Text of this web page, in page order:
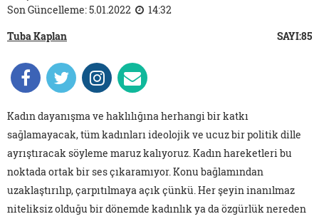
Son Güncelleme: 5.01.2022
14:32
Tuba Kaplan
SAYI:85
Kadın dayanışma ve haklılığına herhangi bir katkı
sağlamayacak, tüm kadınları ideolojik ve ucuz bir politik dille
ayrıştıracak söyleme maruz kalıyoruz. Kadın hareketleri bu
noktada ortak bir ses çıkaramıyor. Konu bağlamından
uzaklaştırılıp, çarpıtılmaya açık çünkü. Her şeyin inanılmaz
niteliksiz olduğu bir dönemde kadınlık ya da özgürlük nereden